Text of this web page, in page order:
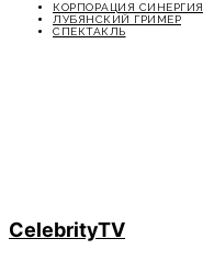
КОРПОРАЦИЯ СИНЕРГИЯ
ЛУБЯНСКИЙ ГРИМЕР
СПЕКТАКЛЬ
CelebrityTV